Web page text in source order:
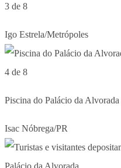
3 de 8
Igo Estrela/Metrópoles
4 de 8
Piscina do Palácio da Alvorada
Isac Nóbrega/PR